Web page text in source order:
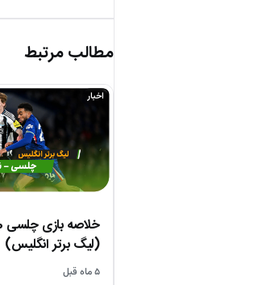
مطالب مرتبط
اخبار
(لیگ برتر انگلیس)
۵ ماه قبل